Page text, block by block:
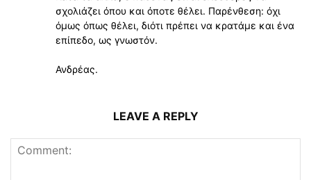
σχολιάζει όπου και όποτε θέλει. Παρένθεση: όχι
όμως όπως θέλει, διότι πρέπει να κρατάμε και ένα
επίπεδο, ως γνωστόν.
Ανδρέας.
LEAVE A REPLY